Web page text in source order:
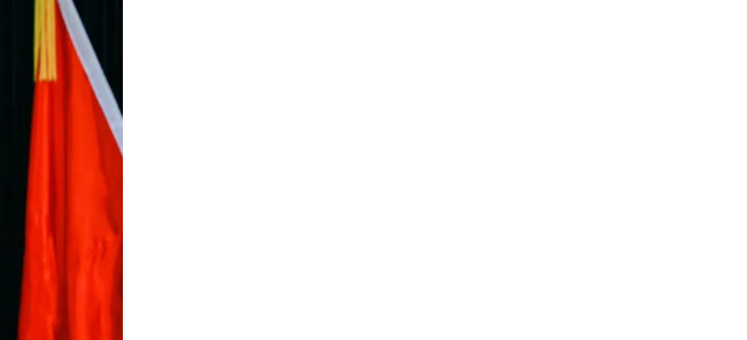
，把企业
”、 “工
往地保持
公有制
，力争
大精神
形成清
康的政